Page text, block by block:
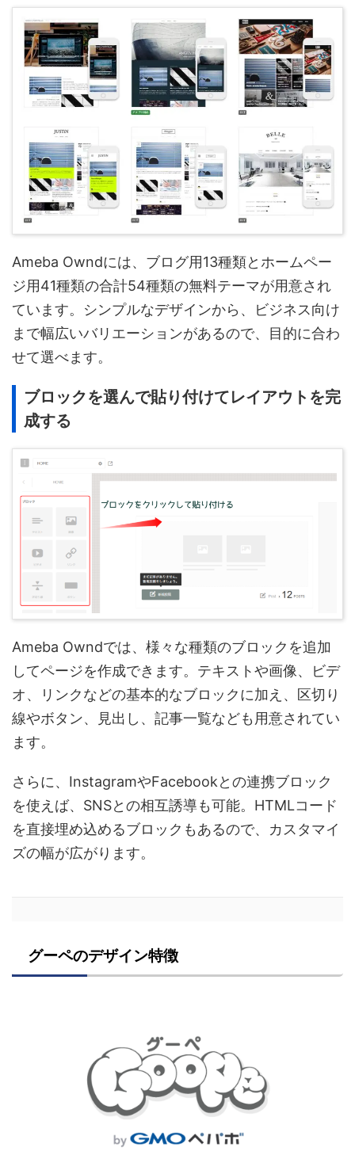
Ameba Owndには、ブログ用13種類とホームペー
ジ用41種類の合計54種類の無料テーマが用意され
ています。シンプルなデザインから、ビジネス向け
まで幅広いバリエーションがあるので、目的に合わ
せて選べます。
ブロックを選んで貼り付けてレイアウトを完
成する
Ameba Owndでは、様々な種類のブロックを追加
してページを作成できます。テキストや画像、ビデ
オ、リンクなどの基本的なブロックに加え、区切り
線やボタン、見出し、記事一覧なども用意されてい
ます。
さらに、InstagramやFacebookとの連携ブロック
を使えば、SNSとの相互誘導も可能。HTMLコード
を直接埋め込めるブロックもあるので、カスタマイ
ズの幅が広がります。
グーペのデザイン特徴